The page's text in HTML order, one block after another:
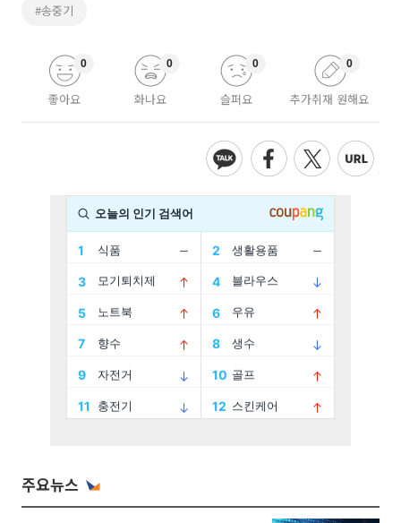
#송중기
좋아요
0
화나요
0
슬퍼요
0
추가취재 원해요
0
주요뉴스